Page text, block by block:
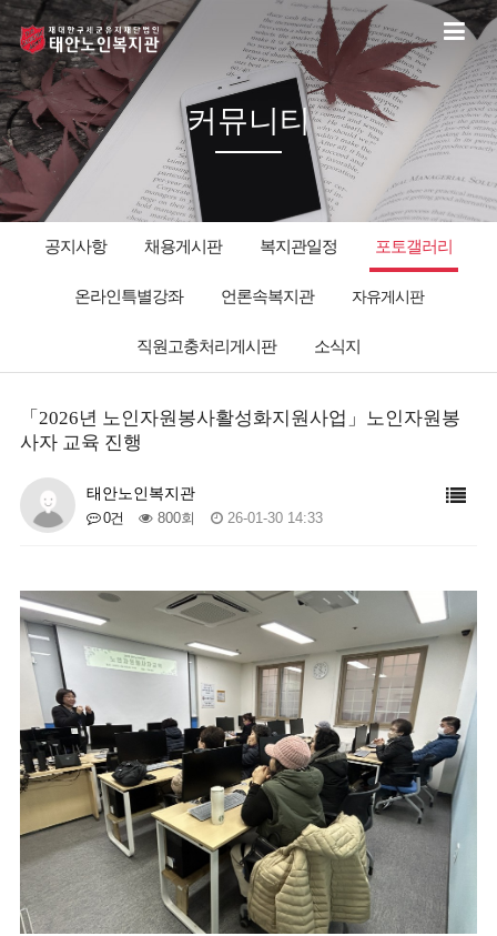
커뮤니티
공지사항 채용게시판 복지관일정 포토갤러리
온라인특별강좌 언론속복지관 자유게시판
직원고충처리게시판 소식지
「2026년 노인자원봉사활성화지원사업」노인자원봉
사자 교육 진행
태안노인복지관
0건 800회 26-01-30 14:33